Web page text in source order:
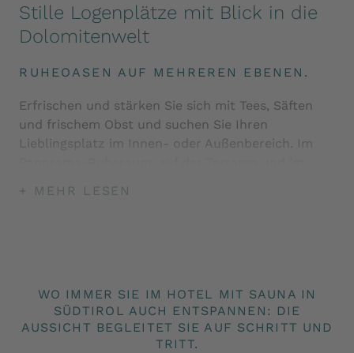
Stille Logenplätze mit Blick in die
Dolomitenwelt
RUHEOASEN AUF MEHREREN EBENEN.
Erfrischen und stärken Sie sich mit Tees, Säften
und frischem Obst und suchen Sie Ihren
Lieblingsplatz im Innen- oder Außenbereich. Im
imposanten Felsformationen. In Ihrem Hotel in
+ MEHR LESEN
WO IMMER SIE IM HOTEL MIT SAUNA IN
SÜDTIROL AUCH ENTSPANNEN: DIE
AUSSICHT BEGLEITET SIE AUF SCHRITT UND
TRITT.